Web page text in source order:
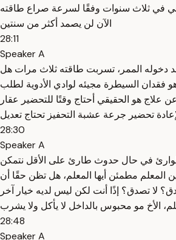
في ثلاث سنوات وفقًا لسرعة صراع طاقته
الآن لن يصمد أكثر من سنتين
28:11
Speaker A
دخوله الممر، تسربت طاقته ثلاث مرات هل
فقدان السيطرة مجيئه لوادي الأدوية لطلب
علاج هو الحقيقي أحتاج وقتًا للتحضير عقار
تحضير جرعة عشبة التحفيز تحتاج تعديل
28:30
Speaker A
في حال حدوث طارئ على الأقل نتمكن
المعلم مطمئن أيها المعلم، هل تظن حقًا أن
لا تصدق؟ إذًا أنت لكن ليس لديه خيار آخر
الأخ مو محبوس بالداخل لا يأكل ولا يشرب
28:48
Speaker A